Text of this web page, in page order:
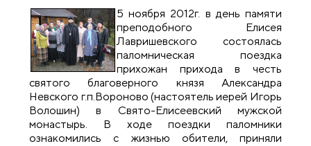
5 ноября 2012г. в день памяти
преподобного Елисея
Лавришевского состоялась
паломническая поездка
прихожан прихода в честь
святого благоверного князя Александра
Невского г.п.Вороново (настоятель иерей Игорь
Волошин) в Свято-Елисеевский мужской
монастырь. В ходе поездки паломники
ознакомились с жизнью обители, приняли